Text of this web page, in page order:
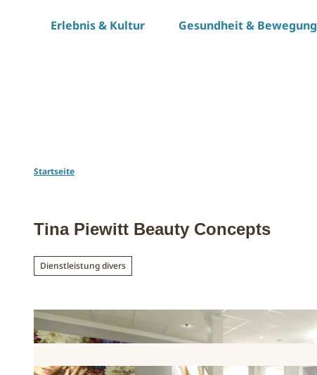
Erlebnis & Kultur Gesundheit & Bewegung
Startseite
Tina Piewitt Beauty Concepts
Dienstleistung divers